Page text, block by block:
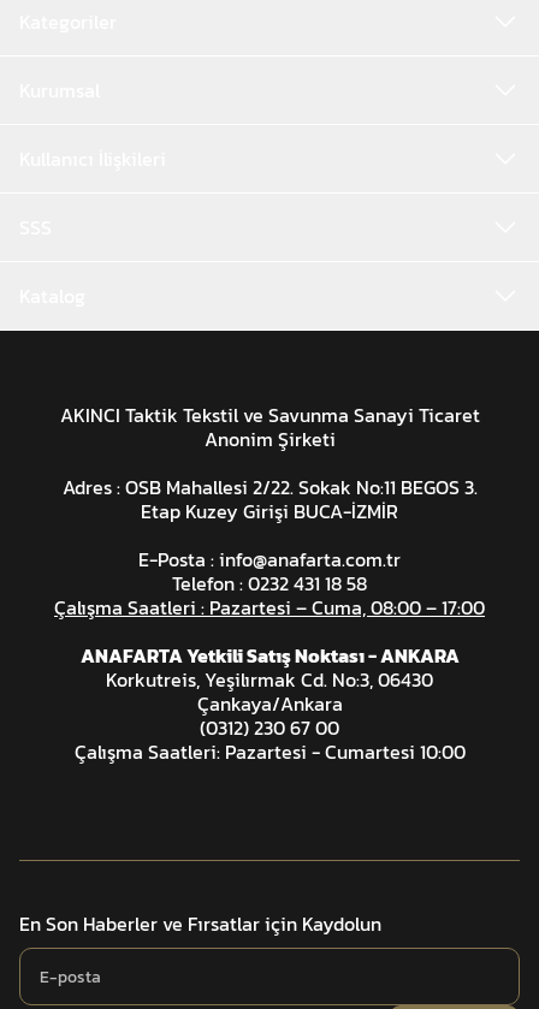
AKINCI Taktik Tekstil ve Savunma Sanayi Ticaret
Anonim Şirketi
Adres : OSB Mahallesi 2/22. Sokak No:11 BEGOS 3.
Etap Kuzey Girişi BUCA-İZMİR
E-Posta :info@anafarta.com.tr
Telefon : 0232 431 18 58
Çalışma Saatleri : Pazartesi – Cuma, 08:00 – 17:00
ANAFARTA Yetkili Satış Noktası - ANKARA
Korkutreis, Yeşilırmak Cd. No:3, 06430
Çankaya/Ankara
(0312) 230 67 00
Çalışma Saatleri: Pazartesi - Cumartesi 10:00
En Son Haberler ve Fırsatlar için Kaydolun